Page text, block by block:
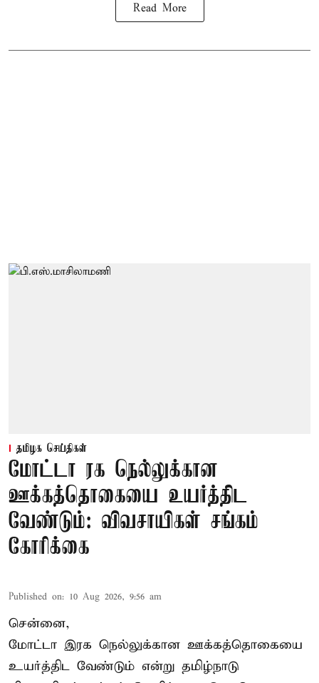
Read More
தமிழக செய்திகள்
மோட்டா ரக நெல்லுக்கான
ஊக்கத்தொகையை உயர்த்திட
வேண்டும்: விவசாயிகள் சங்கம்
கோரிக்கை
Published on: 10 Aug 2026, 9:56 am
சென்னை,
மோட்டா இரக நெல்லுக்கான ஊக்கத்தொகையை
உயர்த்திட வேண்டும் என்று தமிழ்நாடு